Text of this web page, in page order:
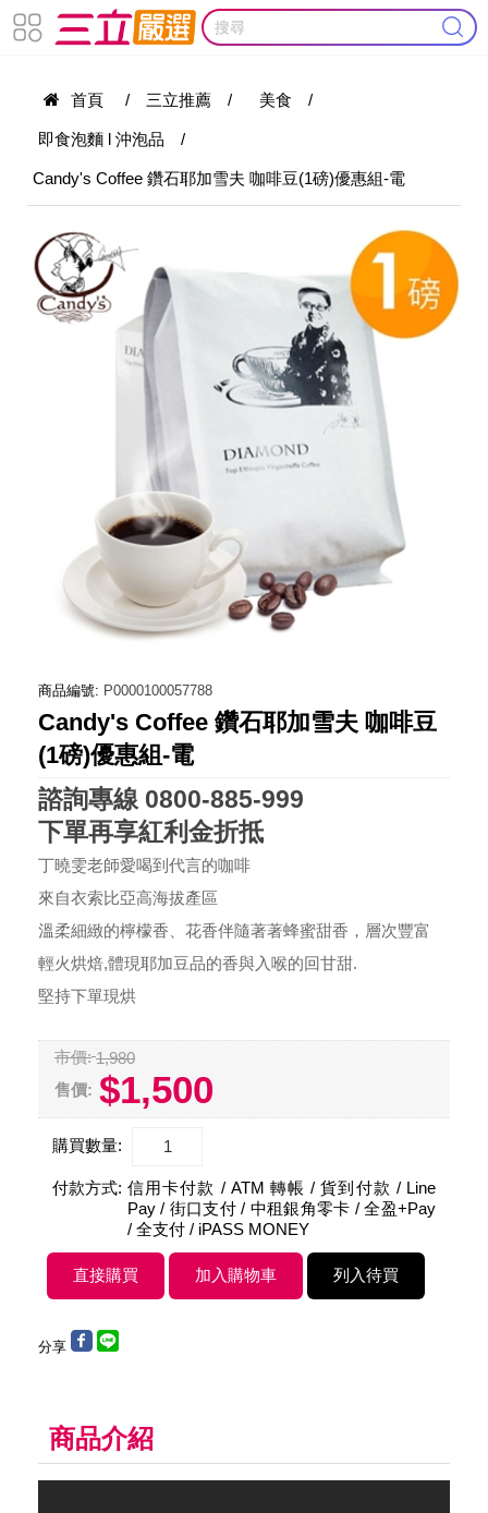
首頁 / 三立推薦 / 美食 /
即食泡麵 l 沖泡品 /
Candy's Coffee 鑽石耶加雪夫 咖啡豆(1磅)優惠組-電
商品編號: P0000100057788
Candy's Coffee 鑽石耶加雪夫 咖啡豆
(1磅)優惠組-電
諮詢專線 0800-885-999
下單再享紅利金折抵
丁曉雯老師愛喝到代言的咖啡
來自衣索比亞高海拔產區
溫柔細緻的檸檬香、花香伴隨著著蜂蜜甜香，層次豐富
輕火烘焙,體現耶加豆品的香與入喉的回甘甜.
堅持下單現烘
市價: 1,980
售價: $1,500
購買數量:
付款方式: 信用卡付款 / ATM 轉帳 / 貨到付款 / Line
Pay / 街口支付 / 中租銀角零卡 / 全盈+Pay
/ 全支付 / iPASS MONEY
分享
商品介紹